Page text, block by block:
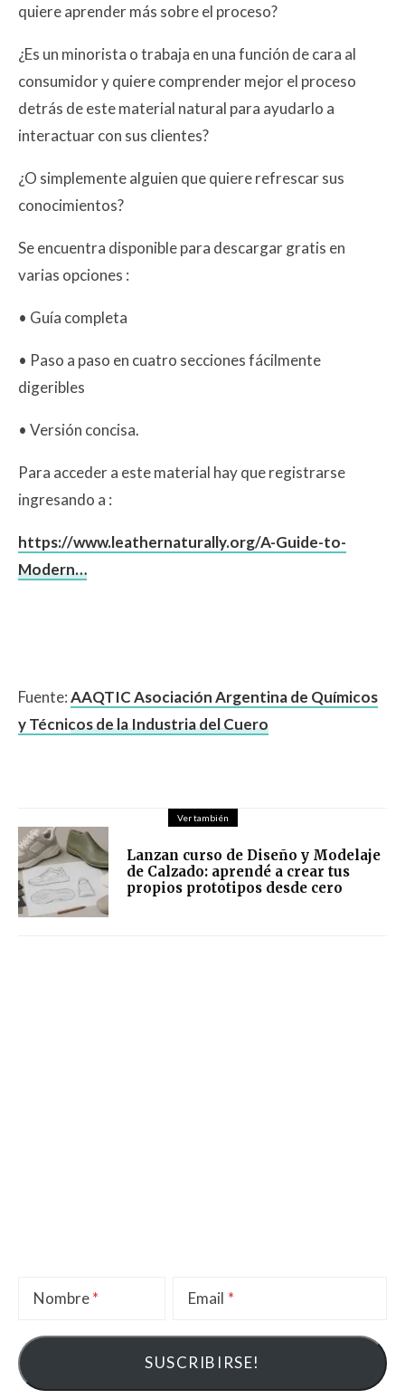
quiere aprender más sobre el proceso?
¿Es un minorista o trabaja en una función de cara al
consumidor y quiere comprender mejor el proceso
detrás de este material natural para ayudarlo a
interactuar con sus clientes?
¿O simplemente alguien que quiere refrescar sus
conocimientos?
Se encuentra disponible para descargar gratis en
varias opciones :
• Guía completa
• Paso a paso en cuatro secciones fácilmente
digeribles
• Versión concisa.
Para acceder a este material hay que registrarse
ingresando a :
https://www.leathernaturally.org/A-Guide-to-
Modern…
Fuente:AAQTIC Asociación Argentina de Químicos
y Técnicos de la Industria del Cuero
Ver también
Lanzan curso de Diseño y Modelaje
de Calzado: aprendé a crear tus
propios prototipos desde cero
Nombre Email